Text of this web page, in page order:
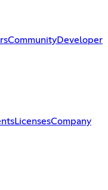
CommunityDeveloper
LicensesCompany